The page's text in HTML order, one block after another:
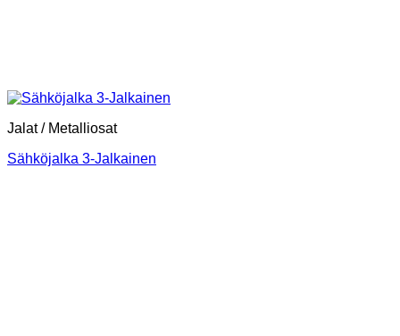
Jalat / Metalliosat
Sähköjalka 3-Jalkainen